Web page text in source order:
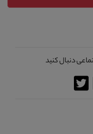
دنبال کنید